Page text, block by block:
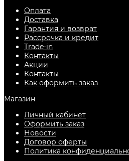
Оплата
Доставка
Гарантия и возврат
Рассрочка и кредит
Trade-in
Контакты
Акции
Контакты
Как оформить заказ
Магазин
Личный кабинет
Оформить заказ
Новости
Договор оферты
Политика